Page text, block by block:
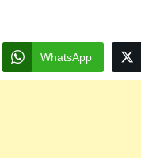
WhatsApp